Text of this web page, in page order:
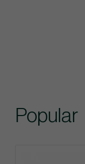
Popular